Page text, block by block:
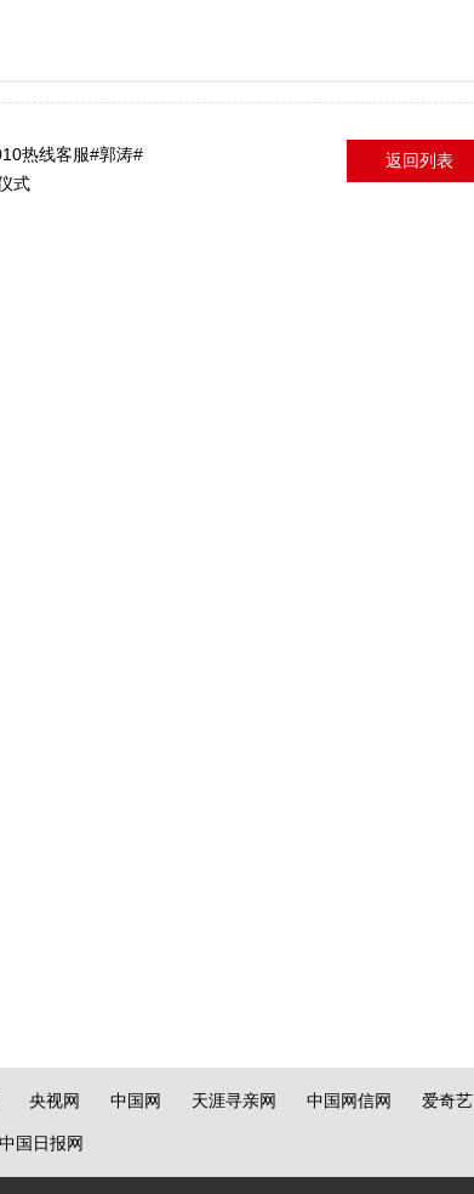
热线客服#郭涛#
式
返回列表
央视网 中国网 天涯寻亲网 中国网信网 爱奇艺
中国日报网